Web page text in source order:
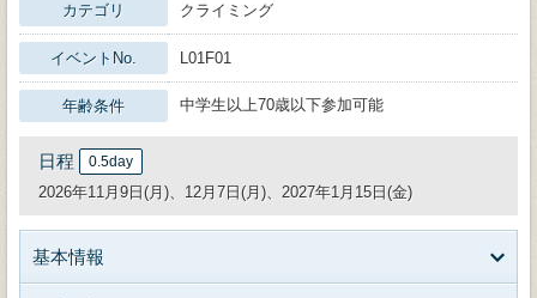
カテゴリ クライミング
イベントNo. L01F01
年齢条件 中学生以上70歳以下参加可能
日程 0.5day
2026年11月9日(月)、12月7日(月)、2027年1月15日(金)
基本情報